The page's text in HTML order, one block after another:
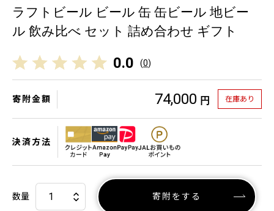
ラフトビール ビール 缶 缶ビール 地ビー
ル 飲み比べ セット 詰め合わせ ギフト
0.0 (0)
寄附金額 74,000 円 在庫あり
決済方法
数量 寄附をする